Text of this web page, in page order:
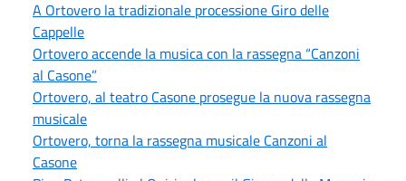
A Ortovero la tradizionale processione Giro delle
Cappelle
Ortovero accende la musica con la rassegna “Canzoni
al Casone”
Ortovero, al teatro Casone prosegue la nuova rassegna
musicale
Ortovero, torna la rassegna musicale Canzoni al
Casone